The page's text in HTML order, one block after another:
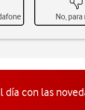
No, para
día con las